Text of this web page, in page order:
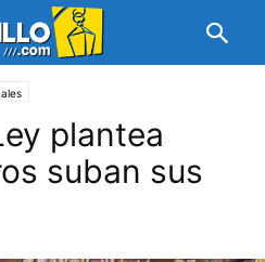
plantea
suban sus